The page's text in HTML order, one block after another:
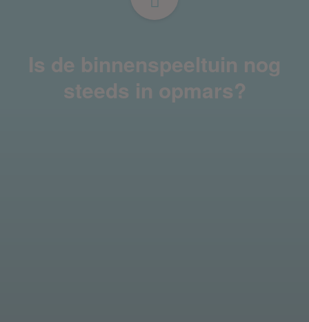
Is de binnenspeeltuin nog
steeds in opmars?